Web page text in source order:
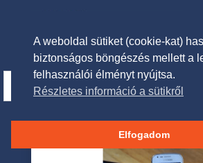
Husqvarna Mobil
A weboldal sütiket (cookie-kat)
biztonságos böngészés mellett a
felhasználói élményt nyújtsa.
Részletes információ a sütikről
Elfogadom